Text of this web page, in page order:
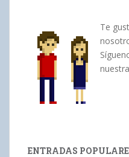
Te
ENTRADAS